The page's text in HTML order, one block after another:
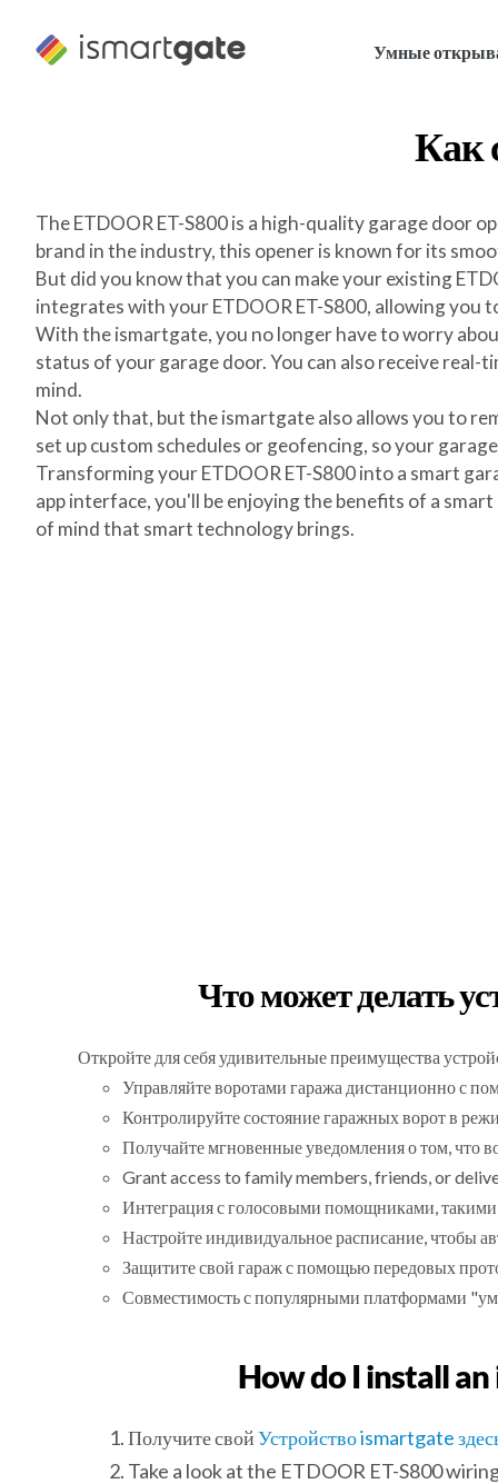
содержанию
Умные
Как
The ETDOOR ET-S800 is a high-quality garage door
brand in the industry, this opener is known for its
But did you know that you can make your existing
integrates with your ETDOOR ET-S800, allowing
With the ismartgate, you no longer have to worry
status of your garage door. You can also receive
mind.
Not only that, but the ismartgate also allows you to
set up custom schedules or geofencing, so your
Transforming your ETDOOR ET-S800 into a smart
app interface, you'll be enjoying the benefits of a
of mind that smart technology brings.
Что может делать
Откройте для себя удивительные преимущества
Управляйте воротами гаража дистанционно с
Контролируйте состояние гаражных ворот в
Получайте мгновенные уведомления о том, что
Grant access to family members, friends, or
Интеграция с голосовыми помощниками,
Настройте индивидуальное расписание, чтобы
Защитите свой гараж с помощью передовых
Совместимость с популярными платформами
How do I install an
Получите свойУстройство ismartgate
Take a look at the ETDOOR ET-S800